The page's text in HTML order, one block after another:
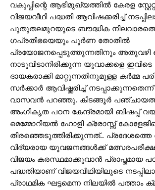
വകുപ്പിന്റെ ആഭിമുഖ്യത്തിൽ കേരള
വിജയവീഥി പദ്ധതി ആവിഷക്കരിച്ച്
പുതുതലമുറയുടെ ബൗദ്ധിക
ഗപ്രതിഭയെയും പൂർണ തോതിൽ
പ്രയോജനപ്പെടുത്തുന്നതിനും അതുവഴി
നാടുവിടാനിരിക്കുന്ന യുവാക്കളെ
ദായകരാക്കി മാറ്റുന്നതിനുമുള്ള കർമ്മ
സർക്കാർ ആവിഷ്ക്കരിച്ച്
വാസവൻ പറഞ്ഞു. കിടങ്ങൂർ
അംഗീകൃത പഠന കേന്ദ്രമായി ബിഷപ്പ്
മെമ്മോറിയൽ ഹോളി ക്രോസ്സ്
തിരഞ്ഞെടുത്തിരിക്കുന്നത്..
വിദ്യരായ യുവജനങ്ങൾക്ക്
വിജയം കരസ്ഥമാക്കുവാൻ പ്രാപ്തമായ
പദ്ധതിയാണ് വിജയവീഥിയിലൂടെ
പ്രാഥമിക ഘട്ടമെന്ന നിലയിൽ